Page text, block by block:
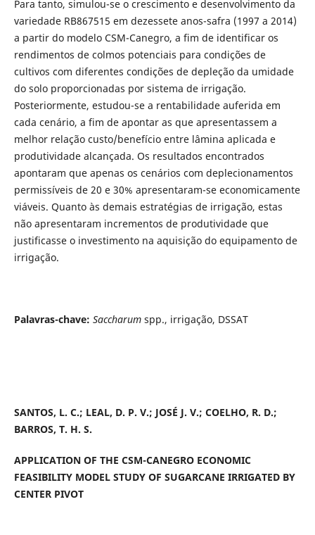
Para tanto, simulou-se o crescimento e desenvolvimento da
variedade RB867515 em dezessete anos-safra (1997 a 2014)
a partir do modelo CSM-Canegro, a fim de identificar os
rendimentos de colmos potenciais para condições de
cultivos com diferentes condições de depleção da umidade
do solo proporcionadas por sistema de irrigação.
Posteriormente, estudou-se a rentabilidade auferida em
cada cenário, a fim de apontar as que apresentassem a
melhor relação custo/benefício entre lâmina aplicada e
produtividade alcançada. Os resultados encontrados
apontaram que apenas os cenários com deplecionamentos
permissíveis de 20 e 30% apresentaram-se economicamente
viáveis. Quanto às demais estratégias de irrigação, estas
não apresentaram incrementos de produtividade que
justificasse o investimento na aquisição do equipamento de
irrigação.
Palavras-chave: Saccharum spp., irrigação, DSSAT
SANTOS, L. C.; LEAL, D. P. V.; JOSÉ J. V.; COELHO, R. D.;
BARROS, T. H. S.
APPLICATION OF THE CSM-CANEGRO ECONOMIC
FEASIBILITY MODEL STUDY OF SUGARCANE IRRIGATED BY
CENTER PIVOT